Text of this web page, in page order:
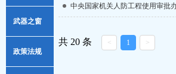
武器之窗
政策法规
中央国家机关人防工程使用审批
共 20 条 < 1 >